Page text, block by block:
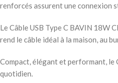
renforcés assurent une connexion
Le Câble USB Type C BAVIN 18W
rend le câble idéal à la maison, au
Compact, élégant et performant, le
quotidien.